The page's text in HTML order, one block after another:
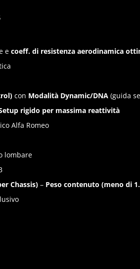
e coeff. di resistenza aerodinamica
con Modalità Dynamic/DNA (guida
rigido per massima reattività
Alfa Romeo
lombare
Chassis) – Peso contenuto (meno di